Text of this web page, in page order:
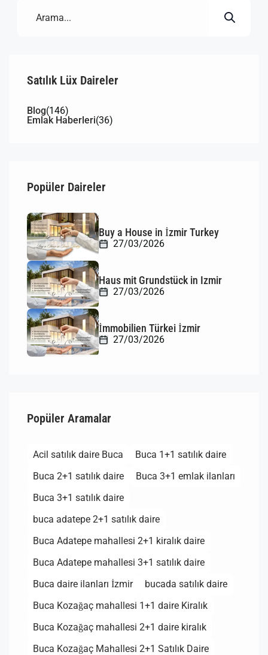
Satılık Lüx Daireler
Blog(146)
Emlak Haberleri(36)
Popüler Daireler
Buy a House in İzmir Turkey
27/03/2026
Haus mit Grundstück in Izmir
27/03/2026
İmmobilien Türkei İzmir
27/03/2026
Popüler Aramalar
Acil satılık daire Buca
Buca 1+1 satılık daire
Buca 2+1 satılık daire
Buca 3+1 emlak ilanları
Buca 3+1 satılık daire
buca adatepe 2+1 satılık daire
Buca Adatepe mahallesi 2+1 kiralık daire
Buca Adatepe mahallesi 3+1 satılık daire
Buca daire ilanları İzmir
bucada satılık daire
Buca Kozağaç mahallesi 1+1 daire Kiralık
Buca Kozağaç mahallesi 2+1 daire kiralık
Buca Kozağaç Mahallesi 2+1 Satılık Daire